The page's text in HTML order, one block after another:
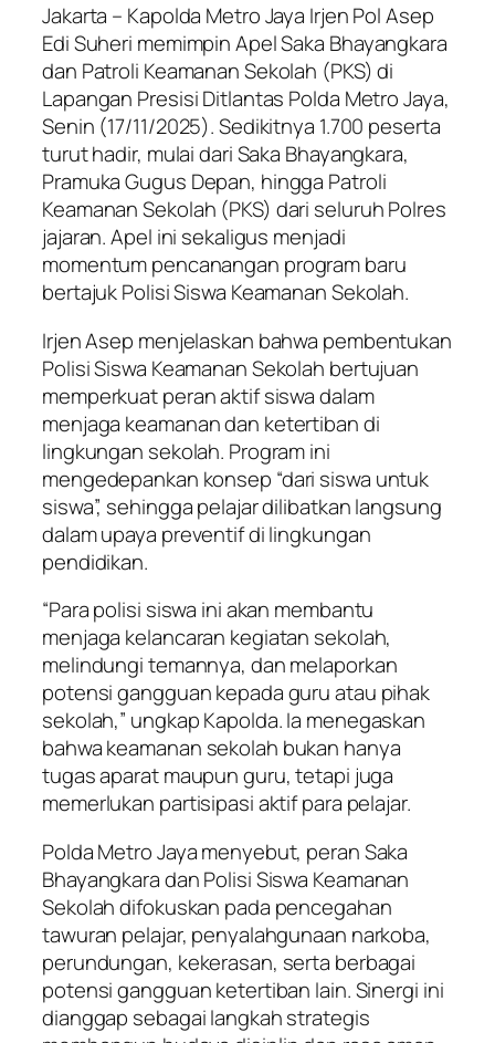
Jakarta – Kapolda Metro Jaya Irjen Pol Asep
Edi Suheri memimpin Apel Saka Bhayangkara
dan Patroli Keamanan Sekolah (PKS) di
Lapangan Presisi Ditlantas Polda Metro Jaya,
Senin (17/11/2025). Sedikitnya 1.700 peserta
turut hadir, mulai dari Saka Bhayangkara,
Pramuka Gugus Depan, hingga Patroli
Keamanan Sekolah (PKS) dari seluruh Polres
jajaran. Apel ini sekaligus menjadi
momentum pencanangan program baru
bertajuk Polisi Siswa Keamanan Sekolah.
Irjen Asep menjelaskan bahwa pembentukan
Polisi Siswa Keamanan Sekolah bertujuan
memperkuat peran aktif siswa dalam
menjaga keamanan dan ketertiban di
lingkungan sekolah. Program ini
mengedepankan konsep “dari siswa untuk
siswa”, sehingga pelajar dilibatkan langsung
dalam upaya preventif di lingkungan
pendidikan.
“Para polisi siswa ini akan membantu
menjaga kelancaran kegiatan sekolah,
melindungi temannya, dan melaporkan
potensi gangguan kepada guru atau pihak
sekolah,” ungkap Kapolda. Ia menegaskan
bahwa keamanan sekolah bukan hanya
tugas aparat maupun guru, tetapi juga
memerlukan partisipasi aktif para pelajar.
Polda Metro Jaya menyebut, peran Saka
Bhayangkara dan Polisi Siswa Keamanan
Sekolah difokuskan pada pencegahan
tawuran pelajar, penyalahgunaan narkoba,
perundungan, kekerasan, serta berbagai
potensi gangguan ketertiban lain. Sinergi ini
dianggap sebagai langkah strategis